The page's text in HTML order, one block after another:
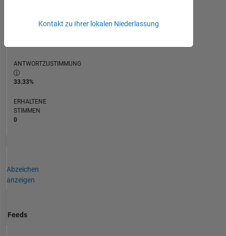
ANTWORTZUSTIMMUNG
33.33%
ERHALTENE
STIMMEN
0
Abzeichen
anzeigen
Feeds
Kontakt zu Ihrer lokalen Niederlassung